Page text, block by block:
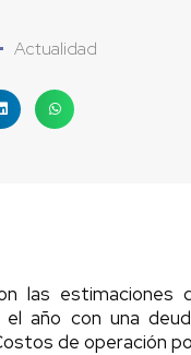
Actualidad
las estimaciones
el año con una
de operación